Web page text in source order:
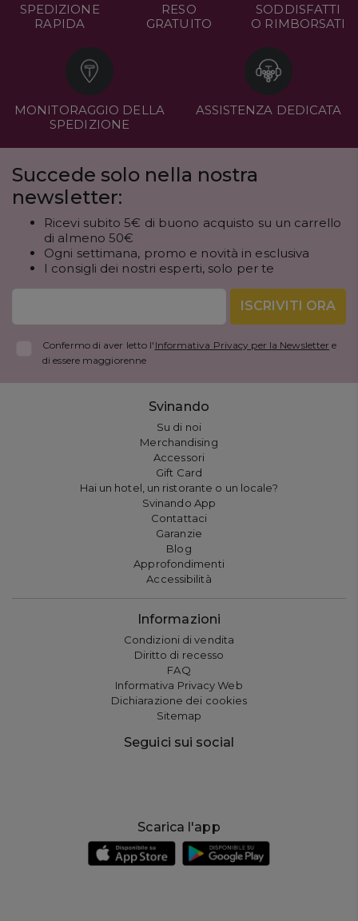
SPEDIZIONE
RAPIDA
RESO
GRATUITO
SODDISFATTI
O RIMBORSATI
MONITORAGGIO DELLA
SPEDIZIONE
ASSISTENZA DEDICATA
Succede solo nella nostra
newsletter:
Ricevi subito 5€ di buono acquisto su un carrello
di almeno 50€
Ogni settimana, promo e novità in esclusiva
I consigli dei nostri esperti, solo per te
ISCRIVITI ORA
Confermo di aver letto l' Informativa Privacy per la Newsletter e
di essere maggiorenne
Svinando
Su di noi
Merchandising
Accessori
Gift Card
Hai un hotel, un ristorante o un locale?
Svinando App
Contattaci
Garanzie
Blog
Approfondimenti
Accessibilità
Informazioni
Condizioni di vendita
Diritto di recesso
FAQ
Informativa Privacy Web
Dichiarazione dei cookies
Sitemap
Seguici sui social
Scarica l'app